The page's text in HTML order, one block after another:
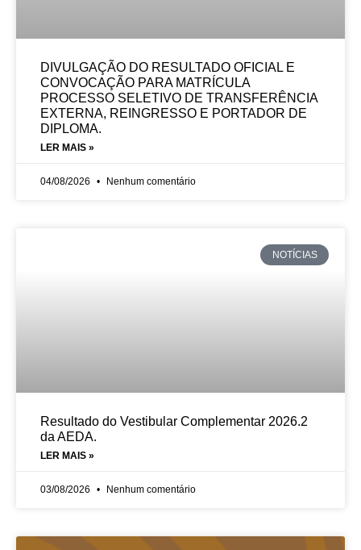
DIVULGAÇÃO DO RESULTADO OFICIAL E
CONVOCAÇÃO PARA MATRÍCULA
PROCESSO SELETIVO DE TRANSFERÊNCIA
EXTERNA, REINGRESSO E PORTADOR DE
DIPLOMA.
LER MAIS »
04/08/2026 Nenhum comentário
NOTÍCIAS
Resultado do Vestibular Complementar 2026.2
da AEDA.
LER MAIS »
03/08/2026 Nenhum comentário